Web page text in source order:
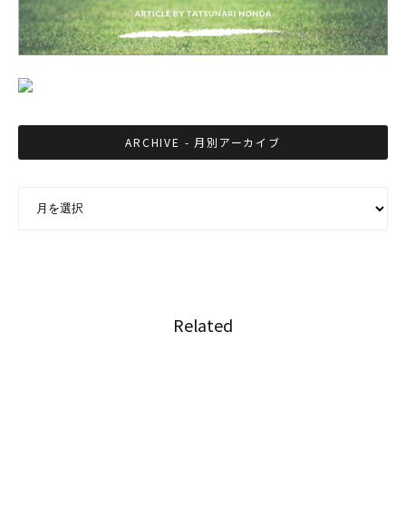
ARCHIVE - 月別アーカイブ
Related